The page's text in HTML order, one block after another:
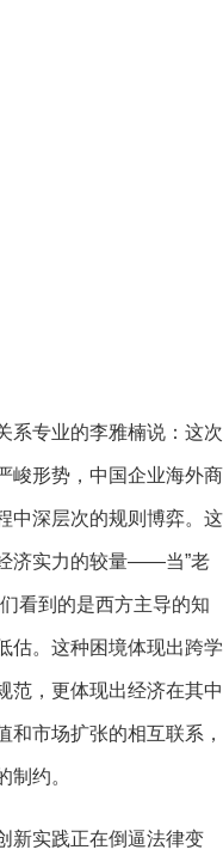
系专业的李雅楠说：这次
峻形势，中国企业海外商
中深层次的规则博弈。这
济实力的较量——当”老
看到的是西方主导的知
估。这种困境体现出跨学
范，更体现出经济在其中
和市场扩张的相互联系，
制约。
新实践正在倒逼法律变